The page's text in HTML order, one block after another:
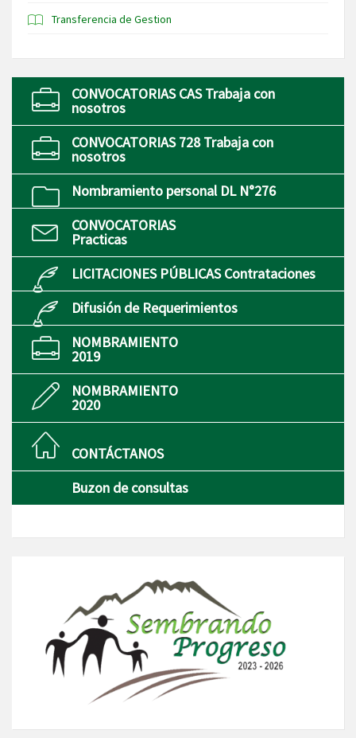
Transferencia de Gestion
CONVOCATORIAS CAS Trabaja con
nosotros
CONVOCATORIAS 728 Trabaja con
nosotros
Nombramiento personal DL N°276
CONVOCATORIAS
Practicas
LICITACIONES PÚBLICAS Contrataciones
Difusión de Requerimientos
NOMBRAMIENTO
2019
NOMBRAMIENTO
2020
CONTÁCTANOS
Buzon de consultas